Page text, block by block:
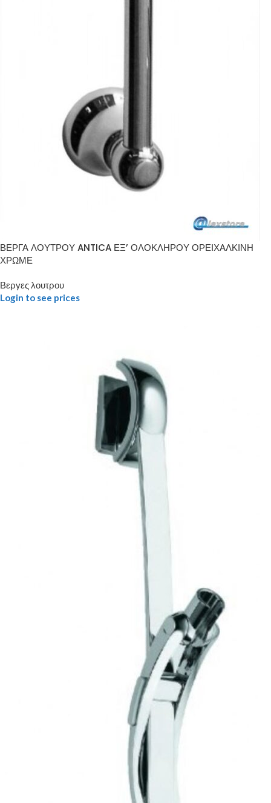
ΒΕΡΓΑ ΛΟΥΤΡΟΥ ANTICA ΕΞ’ ΟΛΟΚΛΗΡΟΥ ΟΡΕΙΧΑΛΚΙΝΗ
ΧΡΩΜΕ
Βεργες λουτρου
Login to see prices